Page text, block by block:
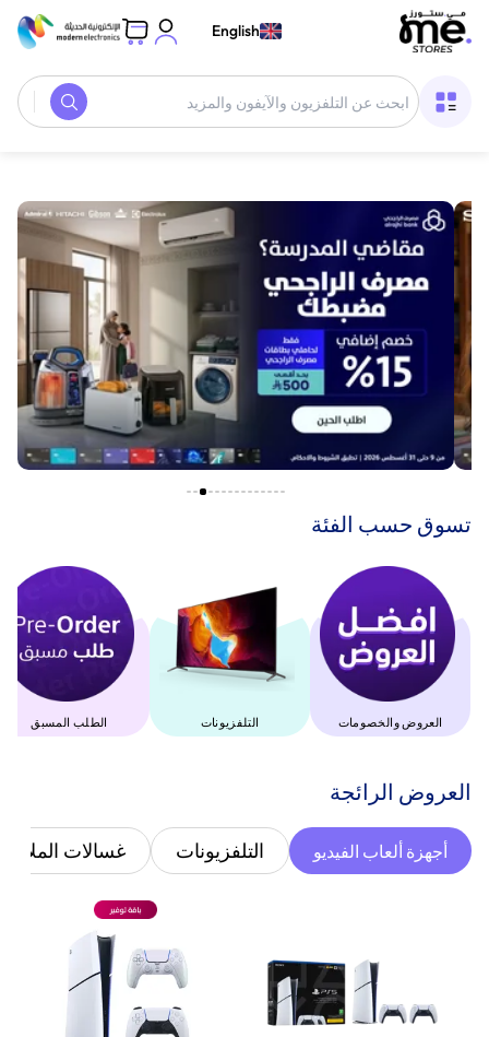
English
‫تسوق حسب الفئة‬
العروض والخصومات التلفزيونات الطلب المسبق
‫العروض الرائجة‬
أجهزة ألعاب الفيديو التلفزيونات غسالات